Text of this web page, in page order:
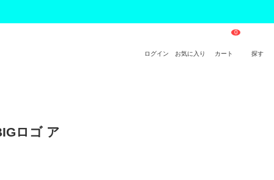
ログイン お気に入り カート 探す
ロゴ ア